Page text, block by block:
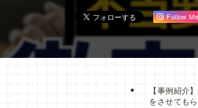
Follow Me
【事例紹介
をさせても